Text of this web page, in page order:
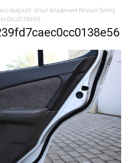
маркет: опыт владения Nissan Sunny